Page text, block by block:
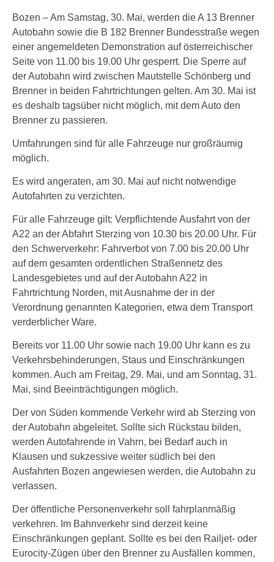
Bozen – Am Samstag, 30. Mai, werden die A 13 Brenner
Autobahn sowie die B 182 Brenner Bundesstraße wegen
einer angemeldeten Demonstration auf österreichischer
Seite von 11.00 bis 19.00 Uhr gesperrt. Die Sperre auf
der Autobahn wird zwischen Mautstelle Schönberg und
Brenner in beiden Fahrtrichtungen gelten. Am 30. Mai ist
es deshalb tagsüber nicht möglich, mit dem Auto den
Brenner zu passieren.
Umfahrungen sind für alle Fahrzeuge nur großräumig
möglich.
Es wird angeraten, am 30. Mai auf nicht notwendige
Autofahrten zu verzichten.
Für alle Fahrzeuge gilt: Verpflichtende Ausfahrt von der
A22 an der Abfahrt Sterzing von 10.30 bis 20.00 Uhr. Für
den Schwerverkehr: Fahrverbot von 7.00 bis 20.00 Uhr
auf dem gesamten ordentlichen Straßennetz des
Landesgebietes und auf der Autobahn A22 in
Fahrtrichtung Norden, mit Ausnahme der in der
Verordnung genannten Kategorien, etwa dem Transport
verderblicher Ware.
Bereits vor 11.00 Uhr sowie nach 19.00 Uhr kann es zu
Verkehrsbehinderungen, Staus und Einschränkungen
kommen. Auch am Freitag, 29. Mai, und am Sonntag, 31.
Mai, sind Beeinträchtigungen möglich.
Der von Süden kommende Verkehr wird ab Sterzing von
der Autobahn abgeleitet. Sollte sich Rückstau bilden,
werden Autofahrende in Vahrn, bei Bedarf auch in
Klausen und sukzessive weiter südlich bei den
Ausfahrten Bozen angewiesen werden, die Autobahn zu
verlassen.
Der öffentliche Personenverkehr soll fahrplanmäßig
verkehren. Im Bahnverkehr sind derzeit keine
Einschränkungen geplant. Sollte es bei den Railjet- oder
Eurocity-Zügen über den Brenner zu Ausfällen kommen,